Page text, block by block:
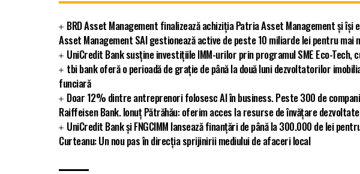
BRD Asset Management finalizează achiziția Patria Asset Management și își
Asset Management SAI gestionează active de peste 10 miliarde lei pentru
UniCredit Bank susține investițiile IMM-urilor prin programul SME Eco-Tech,
tbi bank oferă o perioadă de grație de până la două luni dezvoltatorilor
funciară
Doar 12% dintre antreprenori folosesc AI în business. Peste 300 de
Raiffeisen Bank. Ionuț Pătrăhău: oferim acces la resurse de învățare
UniCredit Bank și FNGCIMM lansează finanțări de până la 300.000 de lei
Curteanu: Un nou pas în direcția sprijinirii mediului de afaceri local